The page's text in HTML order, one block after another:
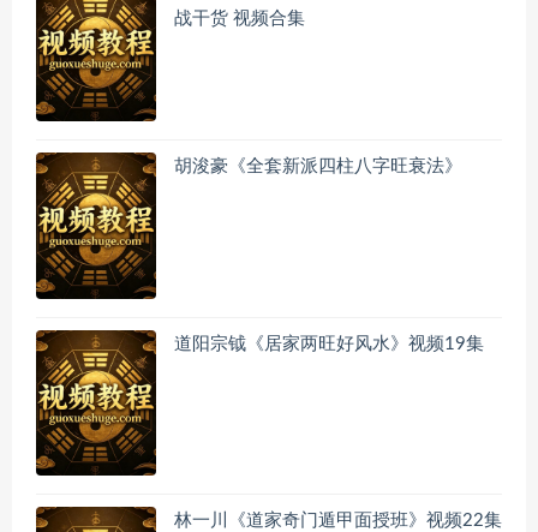
战干货 视频合集
胡浚豪《全套新派四柱八字旺衰法》
道阳宗钺《居家两旺好风水》视频19集
林一川《道家奇门遁甲面授班》视频22集